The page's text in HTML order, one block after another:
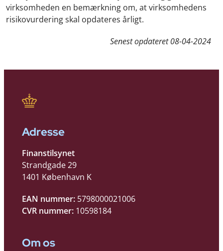
virksomheden en bemærkning om, at virksomhedens
risikovurdering skal opdateres årligt.
Senest opdateret08-04-2024
Adresse
Finanstilsynet
Strandgade 29
1401 København K
EAN nummer: 5798000021006
CVR nummer: 10598184
Om os